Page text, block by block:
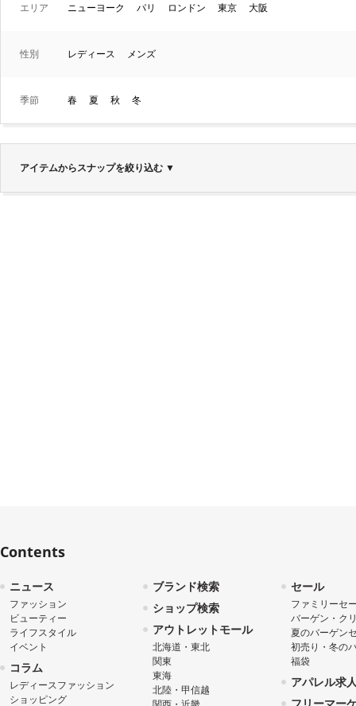
エリア ニューヨーク パリ ロンドン 東京 大阪
性別 レディース メンズ
季節 春 夏 秋 冬
アイテムからスナップを絞り込む ▼
Contents
ニュース
ファッション
ビューティー
ライフスタイル
イベント
コラム
レディースファッション
ショッピング
ブランド検索
ショップ検索
アウトレットモール
北海道・東北
関東
東海
北陸・甲信越
セール
ファミリーセ
バーゲン・ク
夏のバーゲン
初売り・冬の
福袋
アパレル求